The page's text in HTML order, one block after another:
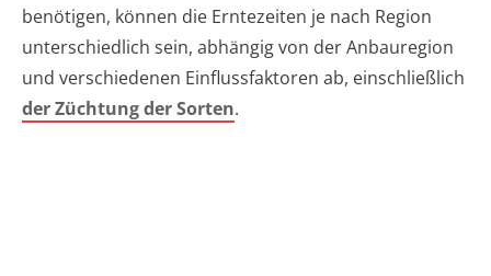
benötigen, können die Erntezeiten je nach Region
unterschiedlich sein, abhängig von der Anbauregion
und verschiedenen Einflussfaktoren ab, einschließlich
der Züchtung der Sorten.